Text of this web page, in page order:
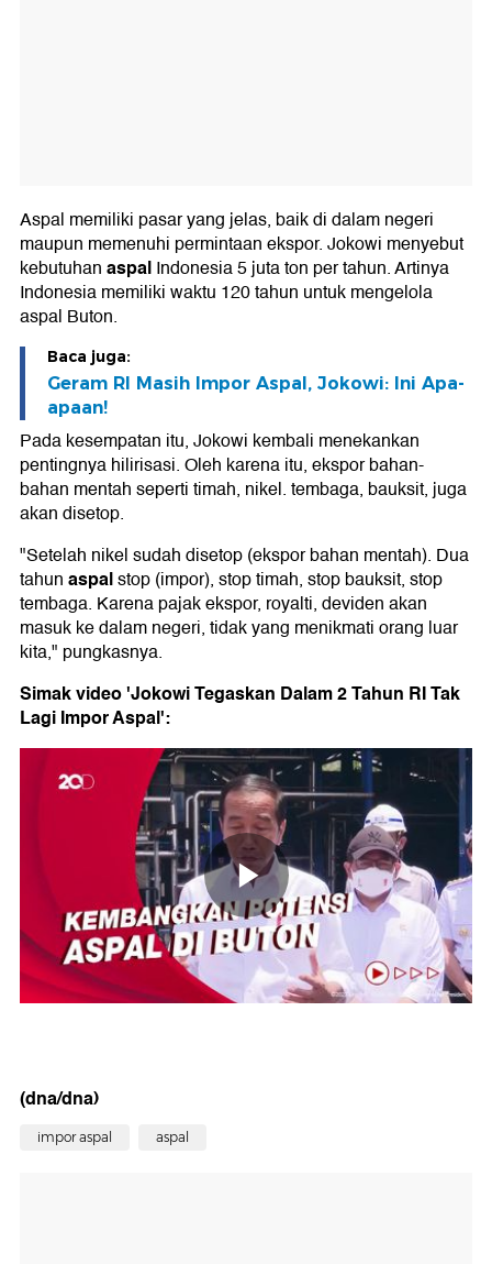
Aspal memiliki pasar yang jelas, baik di dalam negeri
maupun memenuhi permintaan ekspor. Jokowi menyebut
kebutuhanaspalIndonesia 5 juta ton per tahun. Artinya
Indonesia memiliki waktu 120 tahun untuk mengelola
aspal Buton.
Baca juga:
Geram RI Masih Impor Aspal, Jokowi: Ini Apa-
apaan!
Pada kesempatan itu, Jokowi kembali menekankan
pentingnya hilirisasi. Oleh karena itu, ekspor bahan-
bahan mentah seperti timah, nikel. tembaga, bauksit, juga
akan disetop.
"Setelah nikel sudah disetop (ekspor bahan mentah). Dua
tahunaspalstop (impor), stop timah, stop bauksit, stop
tembaga. Karena pajak ekspor, royalti, deviden akan
masuk ke dalam negeri, tidak yang menikmati orang luar
kita," pungkasnya.
Simak video 'Jokowi Tegaskan Dalam 2 Tahun RI Tak
Lagi Impor Aspal':
(dna/dna)
impor aspal aspal